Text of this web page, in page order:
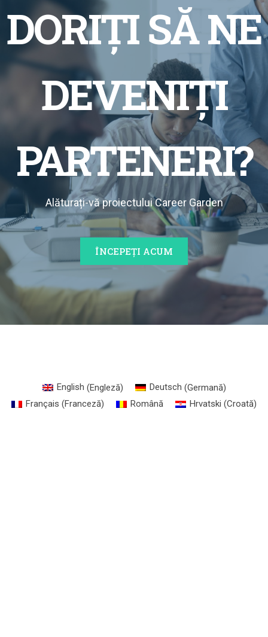
DORIȚI SĂ NE
DEVENIȚI
PARTENERI?
Alăturați-vă proiectului Career Garden
ÎNCEPEȚI ACUM
English (Engleză) Deutsch (Germană)
Français (Franceză) Română Hrvatski (Croată)